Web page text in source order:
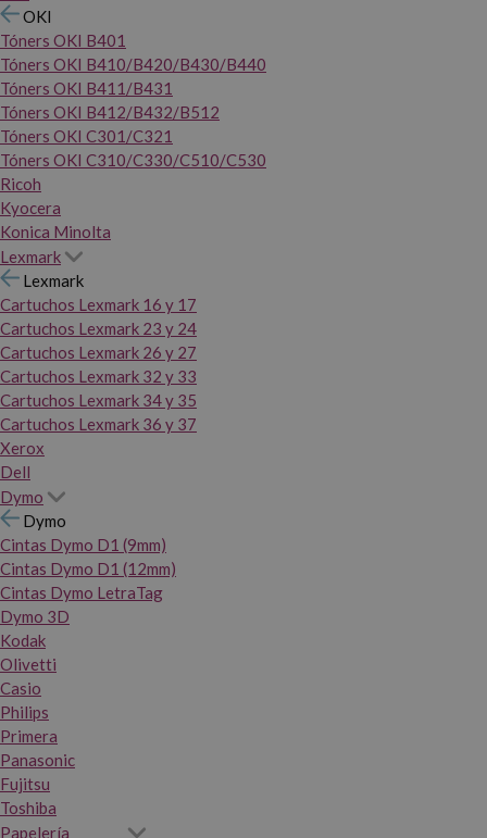
OKI
Tóners OKI B401
Tóners OKI B410/B420/B430/B440
Tóners OKI B411/B431
Tóners OKI B412/B432/B512
Tóners OKI C301/C321
Tóners OKI C310/C330/C510/C530
Ricoh
Kyocera
Konica Minolta
Lexmark
Lexmark
Cartuchos Lexmark 16 y 17
Cartuchos Lexmark 23 y 24
Cartuchos Lexmark 26 y 27
Cartuchos Lexmark 32 y 33
Cartuchos Lexmark 34 y 35
Cartuchos Lexmark 36 y 37
Xerox
Dell
Dymo
Dymo
Cintas Dymo D1 (9mm)
Cintas Dymo D1 (12mm)
Cintas Dymo LetraTag
Dymo 3D
Kodak
Olivetti
Casio
Philips
Primera
Panasonic
Fujitsu
Toshiba
Papelería